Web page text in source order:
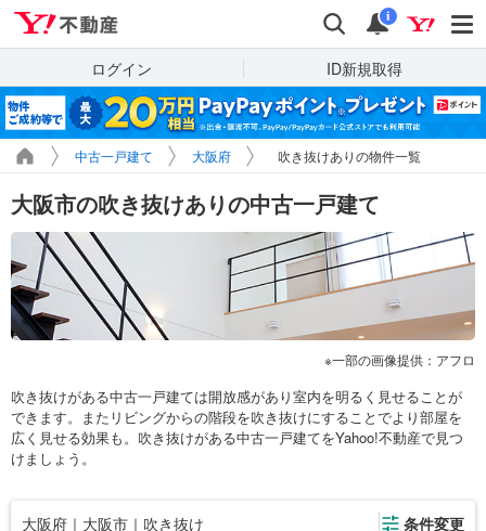
検索 通知
i
ログイン ID新規取得
中古一戸建て 大阪府 吹き抜けありの物件一覧
大阪市の吹き抜けありの中古一戸建て
一部の画像提供：アフロ
吹き抜けがある中古一戸建ては開放感があり室内を明るく見せることが
できます。またリビングからの階段を吹き抜けにすることでより部屋を
広く見せる効果も。吹き抜けがある中古一戸建てをYahoo!不動産で見つ
けましょう。
大阪府｜大阪市｜吹き抜け 条件変更